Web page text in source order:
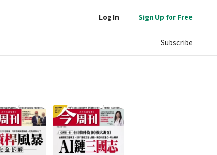
Sign Up for Free
Log In
Subscribe